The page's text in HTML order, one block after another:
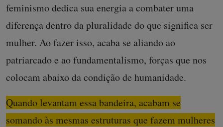
feminismo dedica sua energia a combater uma
diferença dentro da pluralidade do que significa ser
mulher. Ao fazer isso, acaba se aliando ao
patriarcado e ao fundamentalismo, forças que nos
colocam abaixo da condição de humanidade.
Quando levantam essa bandeira, acabam se
somando às mesmas estruturas que fazem mulheres